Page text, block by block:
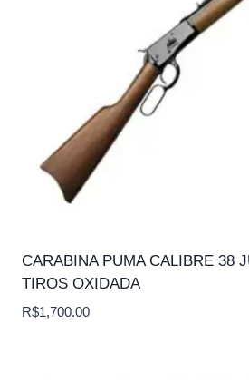
CARABINA PUMA CALIBRE 38
TIROS OXIDADA
R$1,700.00